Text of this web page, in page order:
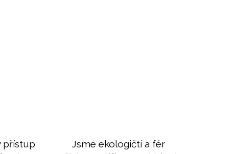
přístup Jsme ekologičtí a fér